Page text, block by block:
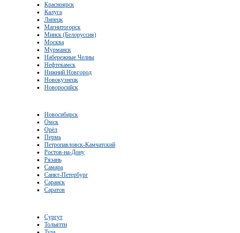
Красноярск
Калуга
Липецк
Магнитогорск
Минск (Белоруссия)
Москва
Мурманск
Набережные Челны
Нефтекамск
Нижний Новгород
Новокузнецк
Новоросийск
Новосибирск
Омск
Орёл
Пермь
Петропавловск-Камчатский
Ростов-на-Дону
Рязань
Самара
Санкт-Петербург
Саранск
Саратов
Сургут
Тольятти